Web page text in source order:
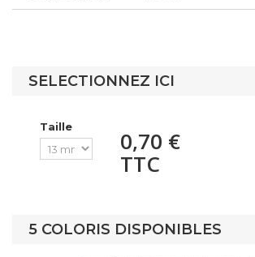
SELECTIONNEZ ICI
Taille 0,70 €
TTC
5 COLORIS DISPONIBLES